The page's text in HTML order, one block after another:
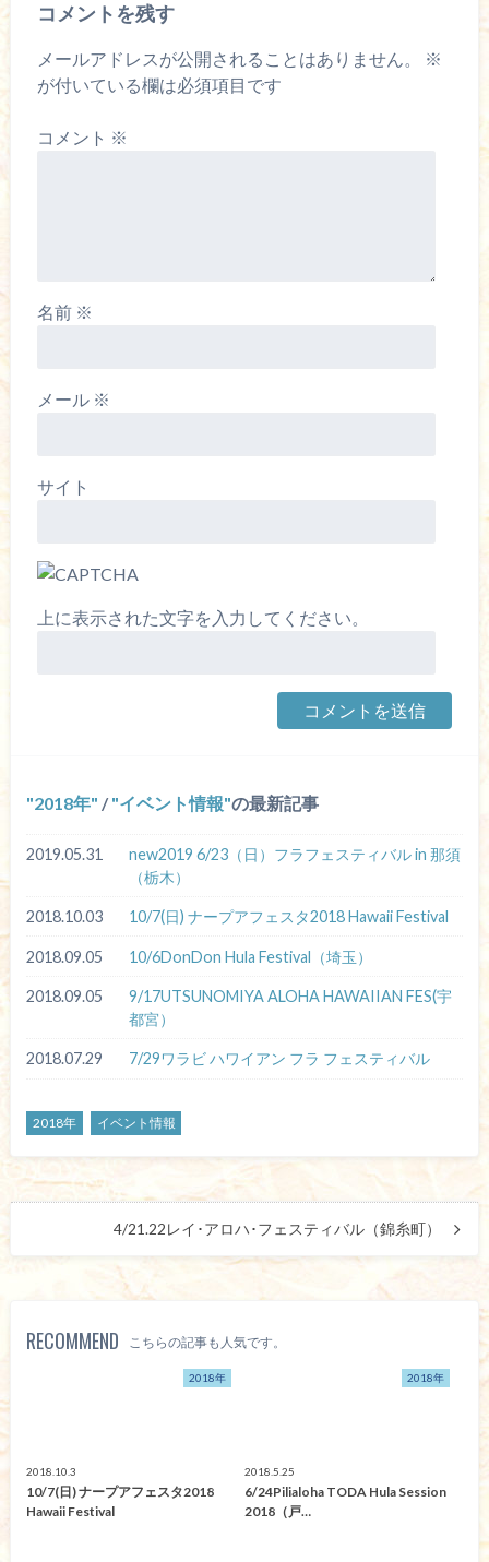
コメントを残す
メールアドレスが公開されることはありません。
※
が付いている欄は必須項目です
コメント ※
名前 ※
メール ※
サイト
上に表示された文字を入力してください。
2018年 / イベント情報 の最新記事
2019.05.31
new2019 6/23（日）フラフェスティバル in 那須
（栃木）
2018.10.03 10/7(日) ナープアフェスタ2018 Hawaii Festival
2018.09.05 10/6DonDon Hula Festival（埼玉）
2018.09.05
9/17UTSUNOMIYA ALOHA HAWAIIAN FES(宇
都宮）
2018.07.29 7/29ワラビ ハワイアン フラ フェスティバル
2018年 イベント情報
4/21.22レイ･アロハ･フェスティバル（錦糸町）
RECOMMEND こちらの記事も人気です。
2018年
2018.10.3
10/7(日) ナープアフェスタ2018
Hawaii Festival
2018年
2018.5.25
6/24Pilialoha TODA Hula Session
2018（戸…